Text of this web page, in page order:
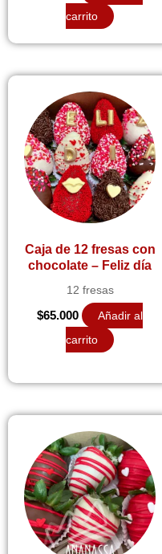
carrito
Caja de 12 fresas con
chocolate – Feliz día
12 fresas
$65.000
Añadir al
carrito